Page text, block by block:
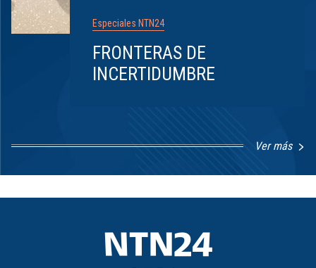
Especiales NTN24
FRONTERAS DE
INCERTIDUMBRE
Ver más
8